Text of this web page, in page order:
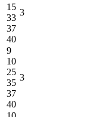
15
33
37
40
3
9
10
25
35
37
40
3